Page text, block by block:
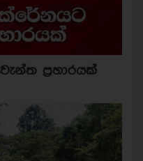
ප්‍රහාරයක්